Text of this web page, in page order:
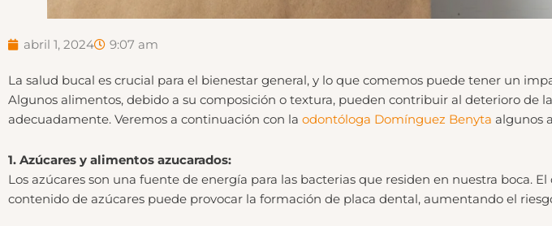
abril 1, 2024 9:07 am
La salud bucal es crucial para el bienestar general, y lo que comemos puede tener un
Algunos alimentos, debido a su composición o textura, pueden contribuir al deterioro de
adecuadamente. Veremos a continuación con la odontóloga Domínguez Benyta algunos
1. Azúcares y alimentos azucarados:
Los azúcares son una fuente de energía para las bacterias que residen en nuestra boca.
contenido de azúcares puede provocar la formación de placa dental, aumentando el